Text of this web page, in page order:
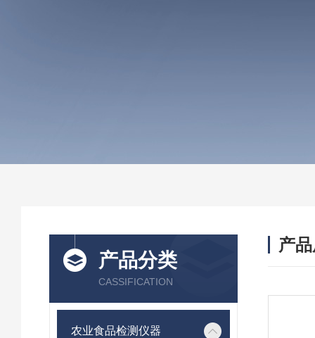
产品分类
CASSIFICATION
农业食品检测仪器
产